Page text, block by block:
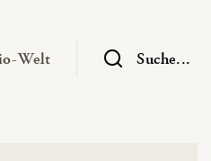
ausklappen
Welt — UntermenüSuche...